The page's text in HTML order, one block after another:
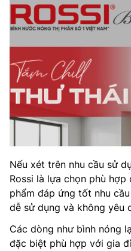
Nếu xét trên nhu cầu sử
Rossi là lựa chọn phù
phẩm đáp ứng tốt nhu
dễ sử dụng và không yêu
Các dòng như bình nóng
đặc biệt phù hợp với gia